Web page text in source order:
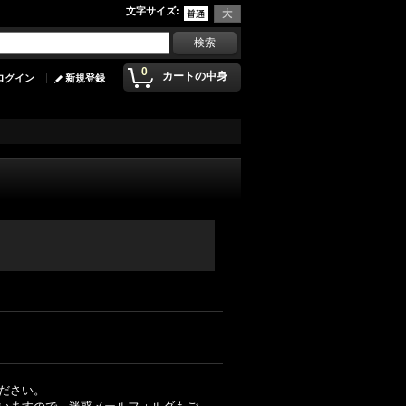
文字サイズ:
0 カートの中身
グイン 新規登録
さい。